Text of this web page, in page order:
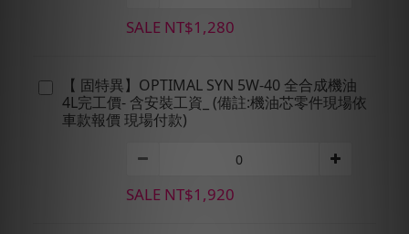
SALE NT$1,280
【 固特異】OPTIMAL SYN 5W-40 全合成機油
4L完工價- 含安裝工資_ (備註:機油芯零件現場依
車款報價 現場付款)
SALE NT$1,920